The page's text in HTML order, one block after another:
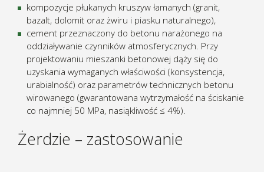
kompozycje płukanych kruszyw łamanych (granit,
bazalt, dolomit oraz żwiru i piasku naturalnego),
cement przeznaczony do betonu narażonego na
oddziaływanie czynników atmosferycznych. Przy
projektowaniu mieszanki betonowej dąży się do
uzyskania wymaganych właściwości (konsystencja,
urabialność) oraz parametrów technicznych betonu
wirowanego (gwarantowana wytrzymałość na ściskanie
co najmniej 50 MPa, nasiąkliwość ≤ 4%).
Żerdzie – zastosowanie